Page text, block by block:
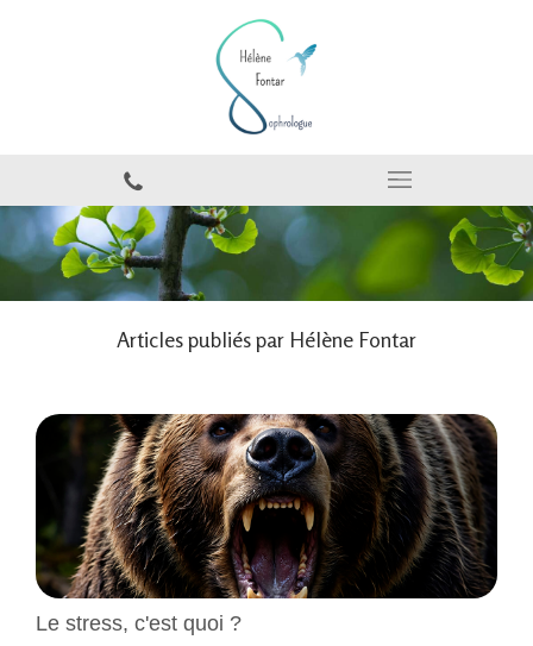
Articles publiés par Hélène Fontar
Le stress, c'est quoi ?